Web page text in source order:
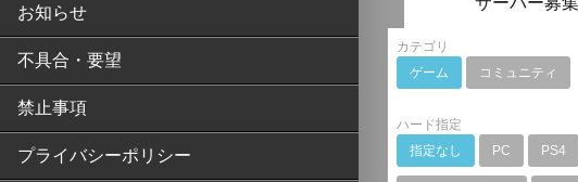
お知らせ
不具合・要望
禁止事項
プライバシーポリシー
カテゴリ
ゲーム
コミュニティ
ハード指定
指定なし
PC PS4